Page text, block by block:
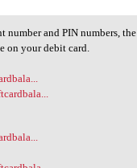
number and PIN numbers, the
on your debit card.